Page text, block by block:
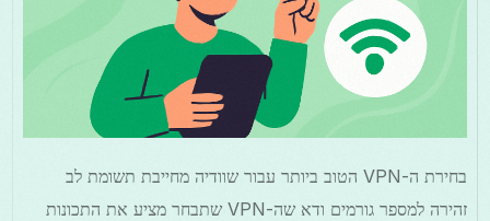
בחירת ה-VPN הטוב ביותר עבור שוודיה מחייבת תשומת לב
זהירה למספר גורמים ודא שה-VPN שתבחר מציע את התכונות